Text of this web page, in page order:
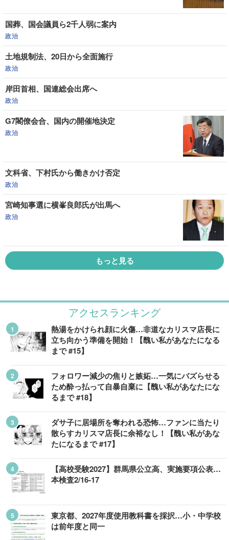
国葬、国会議員ら2千人弱に案内
政治
土地規制法、20日から全面施行
政治
岸田首相、国連総会出席へ
政治
G7閣僚会合、国内の開催地決定
政治
文科省、下村氏から働きかけ否定
政治
宮崎知事選に横峯良郎氏が出馬へ
政治
もっと見る
アクセスランキング
熱湯をかけられ顔に火傷…非道なカリスマ店長に
立ち向かう準備を開始！【醜い私があなたになる
まで #15】
フォロワー減少の焦りと嫉妬…一気にバズらせる
ため酔っ払って自暴自棄に【醜い私があなたにな
るまで #18】
ダサ子に居場所を奪われる恐怖…ファンに当たり
散らすカリスマ店長に余裕なし！【醜い私があな
たになるまで #17】
【高校受験2027】群馬県公立高、実施要項公表…
本検査2/16-17
東京都、2027年度使用教科書を採択…小・中学校
は前年度と同一